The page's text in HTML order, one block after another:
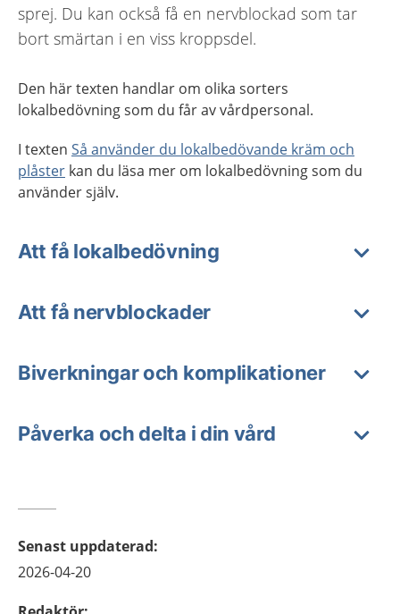
sprej. Du kan också få en nervblockad som tar
bort smärtan i en viss kroppsdel.
Den här texten handlar om olika sorters
lokalbedövning som du får av vårdpersonal.
I texten Så använder du lokalbedövande kräm och
plåster kan du läsa mer om lokalbedövning som du
använder själv.
Att få lokalbedövning
Att få nervblockader
Biverkningar och komplikationer
Påverka och delta i din vård
Senast uppdaterad:
2026-04-20